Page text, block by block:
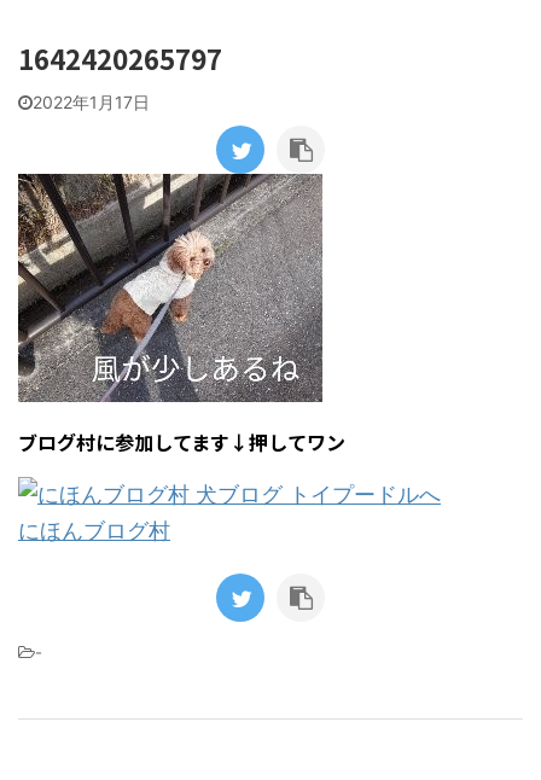
1642420265797
2022年1月17日
ブログ村に参加してます↓押してワン
にほんブログ村
-